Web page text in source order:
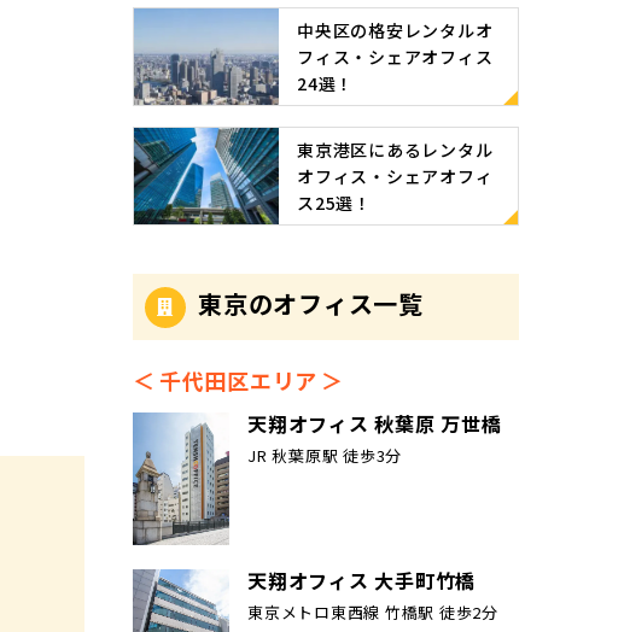
中央区の格安レンタルオ
フィス・シェアオフィス
24選！
東京港区にあるレンタル
オフィス・シェアオフィ
ス25選！
東京のオフィス一覧
千代田区エリア
天翔オフィス 秋葉原 万世橋
JR 秋葉原駅 徒歩3分
天翔オフィス 大手町竹橋
東京メトロ東西線 竹橋駅 徒歩2分